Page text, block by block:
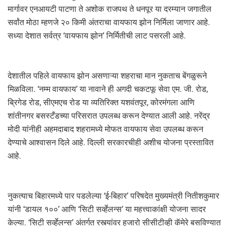
मार्गावर एनआयटी पाटणा ते अशोक राजपथ ते धनपूर या दरम्यान जगातील
सर्वांत मोठा म्हणजे २० किमी अंतराचा वायफाय झोन निर्मिला जाणार आहे.
सध्या देशात सर्वत्र ‘वायफाय झोन’ निर्मितीची लाट पसरली आहे.
देशातील पहिले वायफाय झोन असणाऱ्या शहराचा मान नुकताच बेंगळुरूने
मिळविला. ‘नम्म वायफाय’ या नावाने ही अगदी चकटफू सेवा एम. जी. रोड,
ब्रिगेड रोड, सीएमएच रोड या व्यतिरिक्त यशवंतपूर, कोरमंगला आणि
शांतीनगर बसस्टँडच्या परिसरात उपलब्ध करून देण्यात आली आहे. नरेंद्र
मोदी यांनीही अहमदाबाद शहरामध्ये मोफत वायफाय सेवा उपलब्ध करून
देण्याचे आश्वासन दिले आहे. दिल्ली सरकारचीही अशीच योजना प्रस्तावित
आहे.
नुकत्याच बिहारमध्ये पार पडलेल्या ‘ई-बिहार’ परिषदेत मुख्यमंत्री नितीशकुमार
यांनी ‘डायल १००’ आणि ‘सिटी सर्व्हेलन्स’ या महत्त्वाकांक्षी योजना सादर
केल्या. ‘सिटी सर्व्हेलन्स’ अंतर्गत रस्त्यांवर हजारो सीसीटीव्ही कॅमेरे बसविण्यात